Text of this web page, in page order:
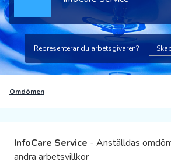
Representerar du arbetsgivaren?
Omdömen
InfoCare Service - Anställdas
andra arbetsvillkor